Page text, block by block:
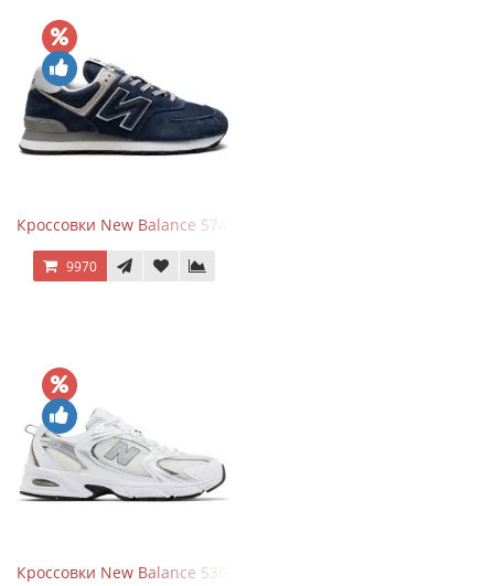
Кроссовки New Balance 574 Navy Blue Grey
9970
Кроссовки New Balance 530 White Silver Metallic